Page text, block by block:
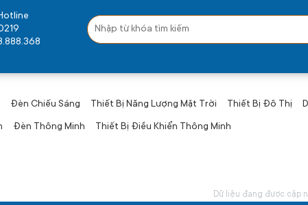
Đèn Chiếu Sáng Thiết Bị Năng Lượng Mặt Trời Thiết Bị Đô Thị
Đèn Thông Minh Thiết Bị Điều Khiển Thông Minh
Dữ liệu đang được cập